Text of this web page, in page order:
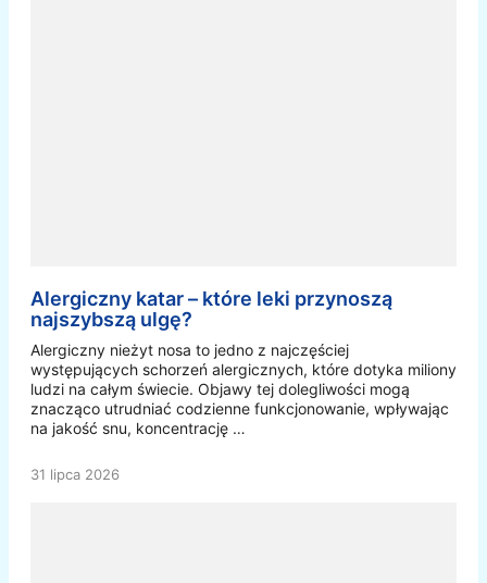
Alergiczny katar – które leki przynoszą
najszybszą ulgę?
Alergiczny nieżyt nosa to jedno z najczęściej
występujących schorzeń alergicznych, które dotyka miliony
ludzi na całym świecie. Objawy tej dolegliwości mogą
znacząco utrudniać codzienne funkcjonowanie, wpływając
na jakość snu, koncentrację …
31 lipca 2026